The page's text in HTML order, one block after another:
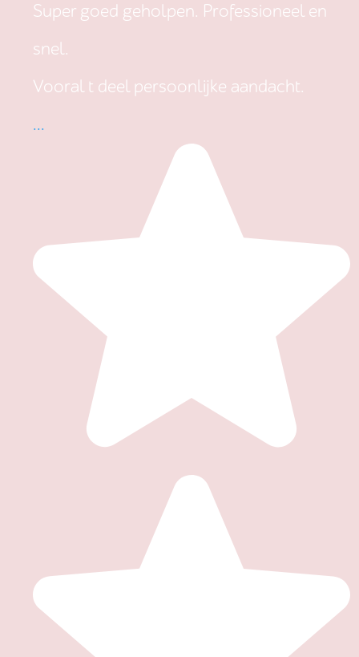
Super goed geholpen. Professioneel en
snel.
Vooral t deel persoonlijke aandacht.
...